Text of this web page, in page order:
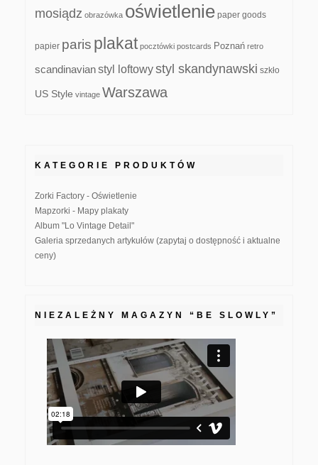
mosiądz obrazówka oświetlenie paper goods
papier paris plakat pocztówki postcards Poznań retro
scandinavianstyl loftowystyl skandynawski szkło
US Style vintage Warszawa
KATEGORIE PRODUKTÓW
Zorki Factory - Oświetlenie
Mapzorki - Mapy plakaty
Album "Lo Vintage Detail"
Galeria sprzedanych artykułów (zapytaj o dostępność i aktualne
ceny)
NIEZALEŻNY MAGAZYN “BE SLOWLY”